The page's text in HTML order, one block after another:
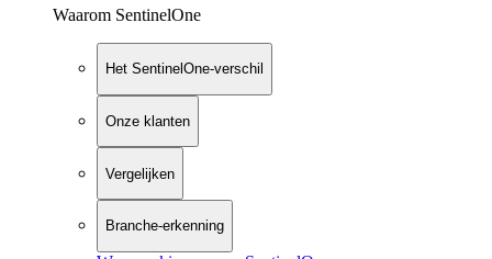
Waarom SentinelOne
Het SentinelOne-verschil
Onze klanten
Vergelijken
Branche-erkenning